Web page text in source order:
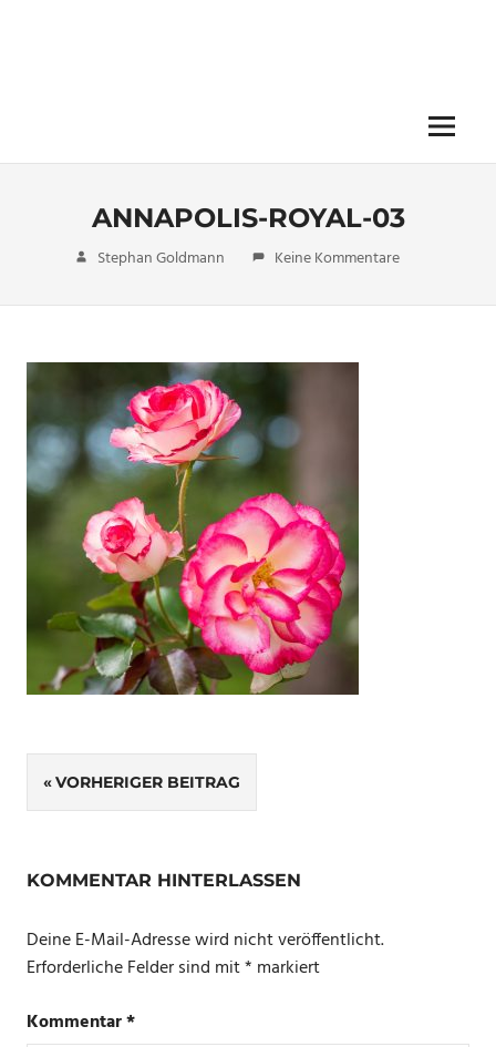
Menü
ANNAPOLIS-ROYAL-03
18. Februar 2019
Stephan Goldmann Keine Kommentare
Beitragsnavigation
VORHERIGER BEITRAG
KOMMENTAR HINTERLASSEN
Deine E-Mail-Adresse wird nicht veröffentlicht.
Erforderliche Felder sind mit* markiert
Kommentar*